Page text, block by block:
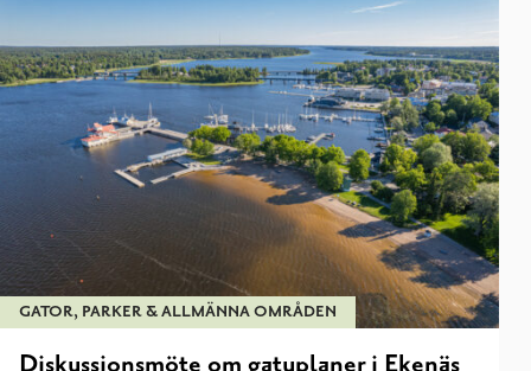
GATOR, PARKER & ALLMÄNNA OMRÅDEN